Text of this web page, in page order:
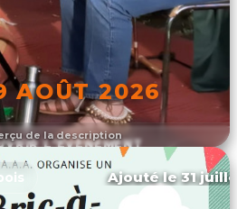
de la description
AOÛT 2026
L'ÉVÉNEMENT
Ajouté le 31